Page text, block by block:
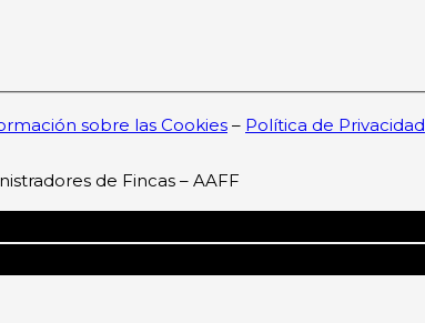
sobre las Cookies – Política de Privacidad
de Fincas – AAFF